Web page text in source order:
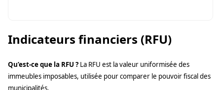
Indicateurs financiers (RFU)
Qu’est-ce que la RFU ? La RFU est la valeur uniformisée des
immeubles imposables, utilisée pour comparer le pouvoir fiscal des
municipalités.